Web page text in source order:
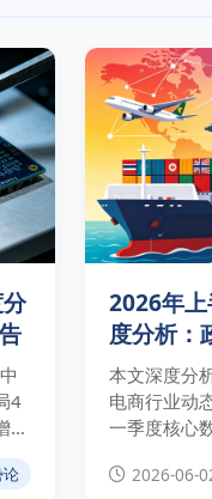
4
并
论
2026年
度分析：
本文深度分
电商行业动
一季度核心
利，并为出
2026-06-